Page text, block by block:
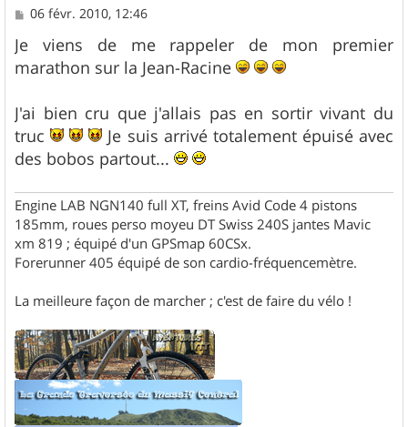
M
s
s
a
06 févr. 2010, 12:46
Je viens de me rappeler de mon premier
marathon sur la Jean-Racine
J'ai bien cru que j'allais pas en sortir vivant du
truc
Je suis arrivé totalement épuisé avec
des bobos partout...
Engine LAB NGN140 full XT, freins Avid Code 4 pistons
185mm, roues perso moyeu DT Swiss 240S jantes Mavic
xm 819 ; équipé d'un GPSmap 60CSx.
Forerunner 405 équipé de son cardio-fréquencemètre.
La meilleure façon de marcher ; c'est de faire du vélo !